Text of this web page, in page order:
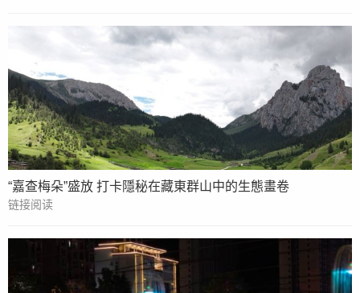
“嘉查梅朵”盛放 打卡隱秘在藏東群山中的生態畫卷
链接阅读